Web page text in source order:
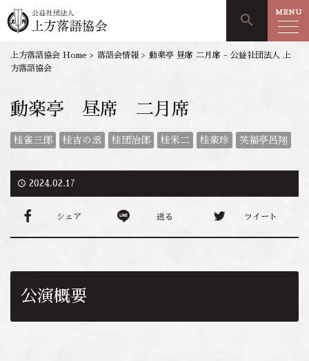
search MENU
上方落語協会 Home > 落語会情報 > 動楽亭 昼席 二月席 - 公益社団法人 上
方落語協会
動楽亭 昼席 二月席
桂雀三郎 桂吉の丞 桂団治郎 桂米二 桂楽珍 笑福亭呂翔
access_time 2024.02.17
シェア 送る ツイート
公演概要